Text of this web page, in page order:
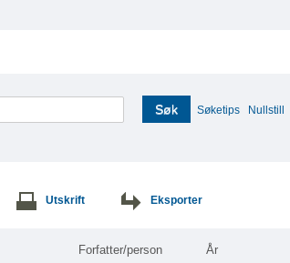
Søk Søketips Nullstill
Utskrift Eksporter
Forfatter/person År